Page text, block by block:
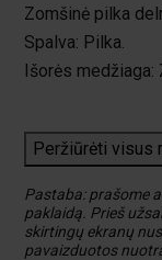
Zomšinė pilka
Spalva: Pilka.
Išorės medžiaga:
Peržiūrėti visus
Pastaba: prašome
paklaidą. Prieš
skirtingų ekranų
pavaizduotos